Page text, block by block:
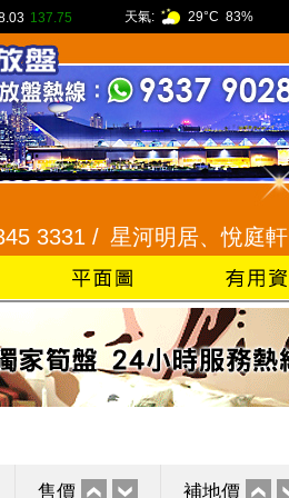
137.75 天氣: 29°C 83%
/星河明居、悅庭軒
售價 補地價